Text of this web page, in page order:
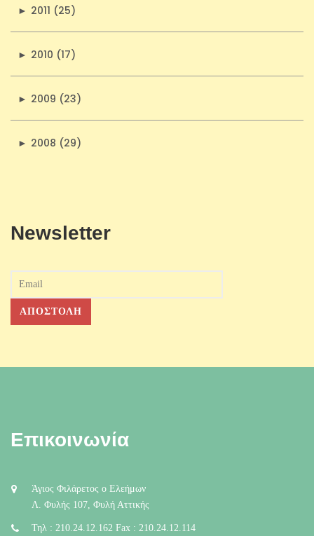
► 2011 (25)
► 2010 (17)
► 2009 (23)
► 2008 (29)
Newsletter
Επικοινωνία
Άγιος Φιλάρετος ο Ελεήμων
Λ. Φυλής 107, Φυλή Αττικής
Τηλ : 210.24.12.162 Fax : 210.24.12.114